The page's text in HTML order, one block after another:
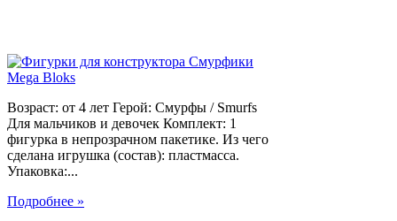
Возраст: от 4 лет Герой: Смурфы / Smurfs
Для мальчиков и девочек Комплект: 1
фигурка в непрозрачном пакетике. Из чего
сделана игрушка (состав): пластмасса.
Упаковка:...
Подробнее »